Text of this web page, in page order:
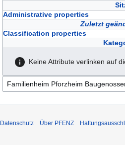
Administrative properties
Zuletzt
Classification properties
Keine Attribute verlinken auf
Datenschutz Über PFENZ